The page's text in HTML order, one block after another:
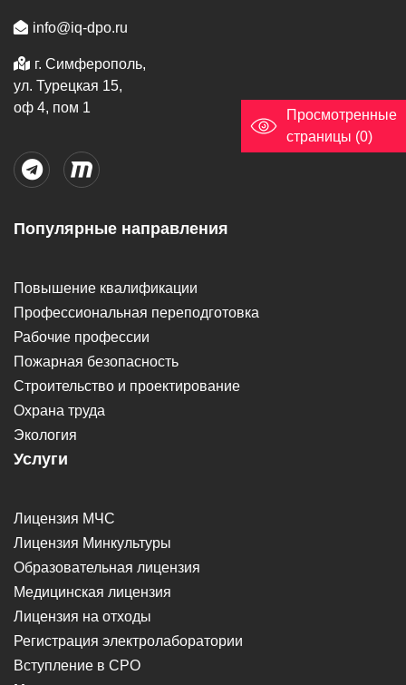
info@iq-dpo.ru
г. Симферополь,
ул. Турецкая 15,
оф 4, пом 1
Популярные направления
Повышение квалификации
Профессиональная переподготовка
Рабочие профессии
Пожарная безопасность
Строительство и проектирование
Охрана труда
Экология
Услуги
Лицензия МЧС
Лицензия Минкультуры
Образовательная лицензия
Медицинская лицензия
Лицензия на отходы
Регистрация электролаборатории
Вступление в СРО
Просмотренные
страницы (0)